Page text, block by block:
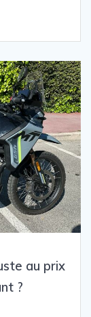
au prix
?